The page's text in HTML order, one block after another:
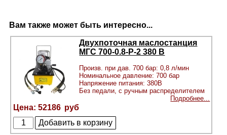
Вам также может быть интересно...
Двухпоточная маслостанция
МГС 700-0.8-Р-2 380 В
Произв. при дав. 700 бар: 0,8 л/мин
Номинальное давление: 700 бар
Напряжение питания: 380В
Без педали, с ручным распределителем
Подробнее...
52186